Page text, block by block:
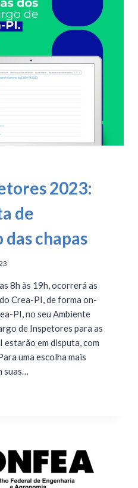
2023:
de
chapas
8h às 19h, ocorrerá as
Crea-PI, de forma on-
PI, no seu Ambiente
de Inspetores para as
em disputa, com
uma escolha mais
suas…